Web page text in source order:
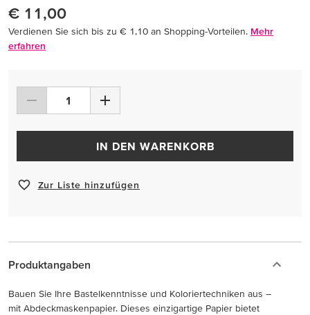
€ 11,00
Verdienen Sie sich bis zu € 1,10 an Shopping-Vorteilen. Mehr
erfahren
IN DEN WARENKORB
Zur Liste hinzufügen
Produktangaben
Bauen Sie Ihre Bastelkenntnisse und Koloriertechniken aus –
mit Abdeckmaskenpapier. Dieses einzigartige Papier bietet